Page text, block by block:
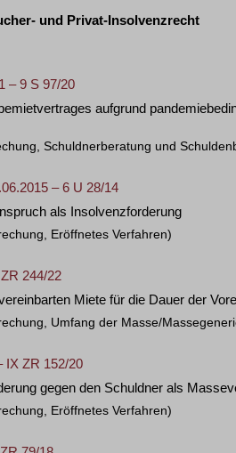
und Privat-Insolvenzrecht
– 9 S 97/20
aufgrund
Schuldnerberatung und
– 6 U 28/14
als Insolvenzforderung
Eröffnetes Verfahren)
244/22
Miete für die Dauer der
Umfang der Masse/
IX ZR 152/20
gegen den Schuldner als
Eröffnetes Verfahren)